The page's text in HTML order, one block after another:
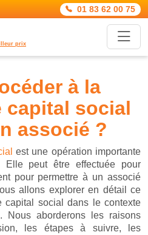
01 83 62 00 75
prix
capital social
associé ?
est une opération importante
Elle peut être effectuée pour
pour permettre à un associé
allons explorer en détail ce
capital social dans le contexte
aborderons les raisons
les étapes à suivre, les